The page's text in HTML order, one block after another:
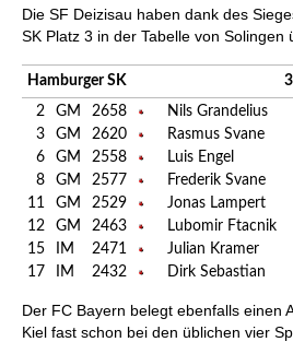
Die SF Deizisau haben dank des
SK Platz 3 in der Tabelle von Solingen
Hamburger SK 3
2
GM 2658 Nils Grandelius
3
GM 2620 Rasmus Svane
6
GM 2558 Luis Engel
8
GM 2577 Frederik Svane
11
GM 2529 Jonas Lampert
12
GM 2463 Lubomir Ftacnik
15
IM 2471 Julian Kramer
17
IM 2432 Dirk Sebastian
Der FC Bayern belegt ebenfalls einen
Kiel fast schon bei den üblichen vier